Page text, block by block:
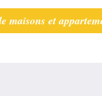
maisons et